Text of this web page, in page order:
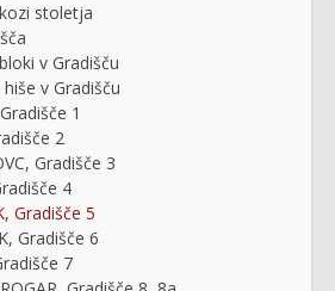
stoletja
v Gradišču
v Gradišču
1
2
Gradišče 3
4
Gradišče 5
Gradišče 6
7